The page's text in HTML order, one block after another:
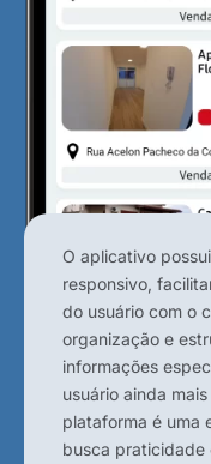
O aplicativo
responsivo,
do usuário com o
organização e
informações
usuário ainda
plataforma é uma
busca praticidade